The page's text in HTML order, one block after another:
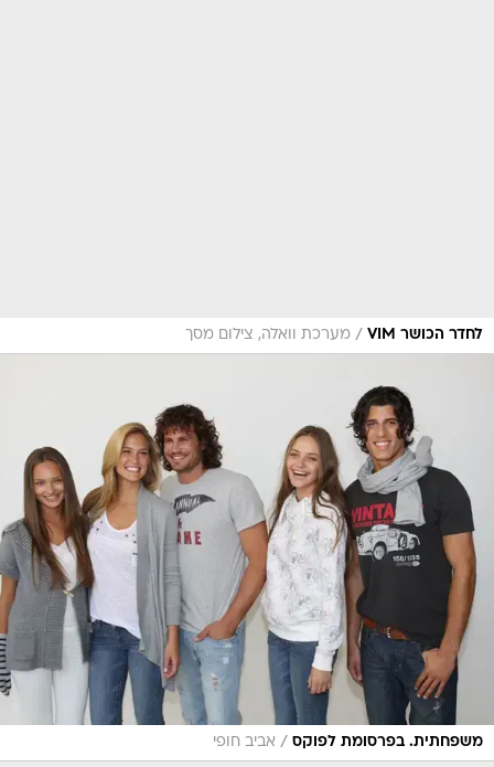
לחדר הכושר VIM / מערכת וואלה, צילום מסך
משפחתית. בפרסומת לפוקס / אביב חופי